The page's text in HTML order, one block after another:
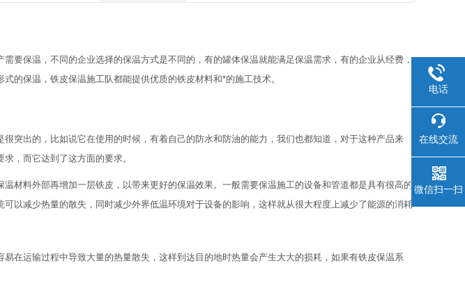
要保温，不同的企业选择的保温方式是不同的，有的罐体保温就能满足保温需求，有的企业从经费，
的保温，铁皮保温施工队都能提供优质的铁皮材料和*的施工技术。
突出的，比如说它在使用的时候，有着自己的防水和防油的能力，我们也都知道，对于这种产品来
，而它达到了这方面的要求。
材料外部再增加一层铁皮，以带来更好的保温效果。一般需要保温施工的设备和管道都是具有很高的
以减少热量的散失，同时减少外界低温环境对于设备的影响，这样就从很大程度上减少了能源的消耗
在运输过程中导致大量的热量散失，这样到达目的地时热量会产生大大的损耗，如果有铁皮保温系
电话
在线交流
微信扫一扫